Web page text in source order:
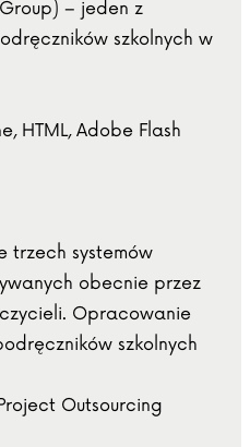
– jeden z
szkolnych w
HTML, Adobe Flash
trzech systemów
obecnie przez
Opracowanie
szkolnych
Outsourcing